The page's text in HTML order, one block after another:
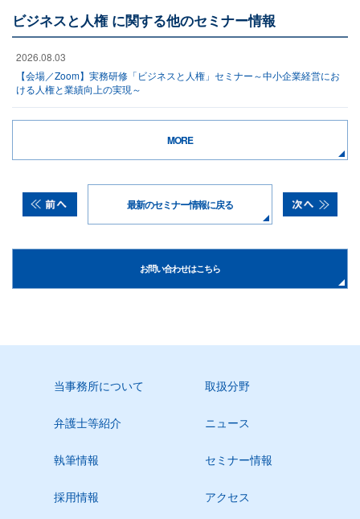
ビジネスと人権 に関する他のセミナー情報
2026.08.03
【会場／Zoom】実務研修「ビジネスと人権」セミナー～中小企業経営にお
ける人権と業績向上の実現～
MORE
最新のセミナー情報に戻る
お問い合わせはこちら
当事務所について 取扱分野
弁護士等紹介 ニュース
執筆情報 セミナー情報
採用情報 アクセス